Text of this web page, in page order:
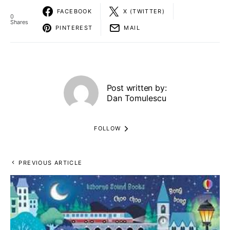
0
Shares
FACEBOOK X (TWITTER)
PINTEREST MAIL
Post written by:
Dan Tomulescu
FOLLOW
PREVIOUS ARTICLE